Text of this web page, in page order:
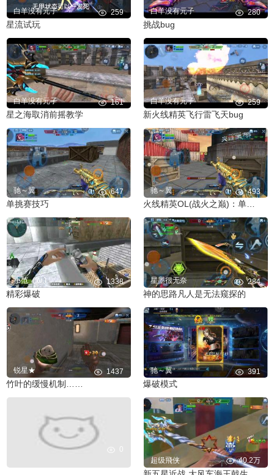
白羊没有元子 259
星流试玩
白羊没有元子 280
挑战bug
白羊没有元子 161
星之海取消前摇教学
白羊没有元子 259
新火线精英飞行雷飞天bug
驰～翼 647
单挑赛技巧
驰～翼 493
火线精英OL(战火之巅)：单挑塞
小范_(;ω;) 1338
精彩爆破
星墨很无奈 284
神的思路凡人是无法窥探的
锐星★ 1437
竹叶的缓慢机制……
驰～翼 391
爆破模式
0
超级飛侠
40.2万